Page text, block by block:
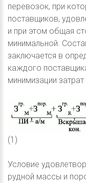
перевозок, при
поставщиков,
и при этом общая
минимальной.
заключается в
каждого
минимизации
(1)
Условие
рудной массы и